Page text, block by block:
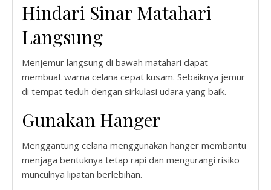
Hindari Sinar Matahari
Langsung
Menjemur langsung di bawah matahari dapat
membuat warna celana cepat kusam. Sebaiknya jemur
di tempat teduh dengan sirkulasi udara yang baik.
Gunakan Hanger
Menggantung celana menggunakan hanger membantu
menjaga bentuknya tetap rapi dan mengurangi risiko
munculnya lipatan berlebihan.